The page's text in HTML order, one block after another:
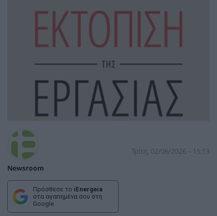
Newsroom
Τρίτη, 02/06/2026 - 15:13
Πρόσθεσε το iEnergeia
στα αγαπημένα σου στη
Google